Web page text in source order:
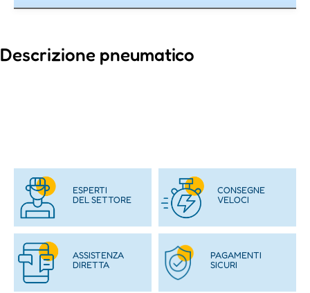
Descrizione pneumatico
ESPERTI
DEL SETTORE
CONSEGNE
VELOCI
ASSISTENZA
DIRETTA
PAGAMENTI
SICURI